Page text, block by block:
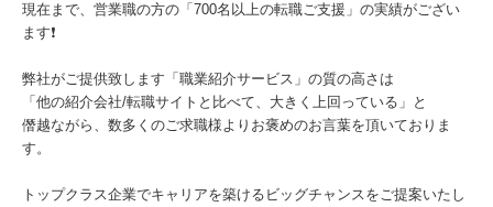
現在まで、営業職の方の「700名以上の転職ご支援」の実績がござい
ます❗
弊社がご提供致します「職業紹介サービス」の質の高さは
「他の紹介会社/転職サイトと比べて、大きく上回っている」と
僭越ながら、数多くのご求職様よりお褒めのお言葉を頂いておりま
す。
トップクラス企業でキャリアを築けるビッグチャンスをご提案いたし